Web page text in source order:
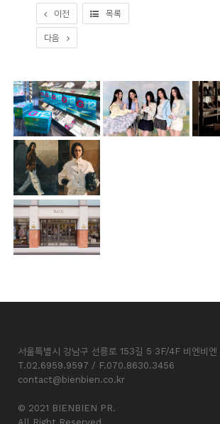
이전 목록
다음
서울특별시 강남구 선릉로 153길 5 3F/4F 비엔비엔
T.02.6959.9597 / F.070.8630.3456
contact@bienbien.co.kr
© 2021 BIENBIEN PR.